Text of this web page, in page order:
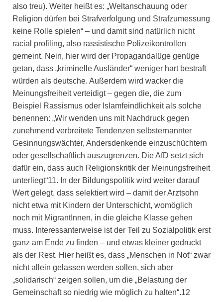
also treu). Weiter heißt es: „Weltanschauung oder
Religion dürfen bei Strafverfolgung und Strafzumessung
keine Rolle spielen“ – und damit sind natürlich nicht
racial profiling, also rassistische Polizeikontrollen
gemeint. Nein, hier wird der Propagandalüge genüge
getan, dass „kriminelle Ausländer“ weniger hart bestraft
würden als deutsche. Außerdem wird wacker die
Meinungsfreiheit verteidigt – gegen die, die zum
Beispiel Rassismus oder Islamfeindlichkeit als solche
benennen: „Wir wenden uns mit Nachdruck gegen
zunehmend verbreitete Tendenzen selbsternannter
Gesinnungswächter, Andersdenkende einzuschüchtern
oder gesellschaftlich auszugrenzen. Die AfD setzt sich
dafür ein, dass auch Religionskritik der Meinungsfreiheit
unterliegt“11. In der Bildungspolitik wird weiter darauf
Wert gelegt, dass selektiert wird – damit der Arztsohn
nicht etwa mit Kindern der Unterschicht, womöglich
noch mit MigrantInnen, in die gleiche Klasse gehen
muss. Interessanterweise ist der Teil zu Sozialpolitik erst
ganz am Ende zu finden – und etwas kleiner gedruckt
als der Rest. Hier heißt es, dass „Menschen in Not“ zwar
nicht allein gelassen werden sollen, sich aber
„solidarisch“ zeigen sollen, um die „Belastung der
Gemeinschaft so niedrig wie möglich zu halten“.12